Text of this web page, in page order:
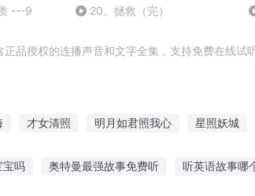
---9 20、拯救（完）
品授权的连播声音和文字全集，支持免费在线试
才女清照 明月如君照我心 星照妖城
宝吗 奥特曼最强故事免费听 听英语故事哪